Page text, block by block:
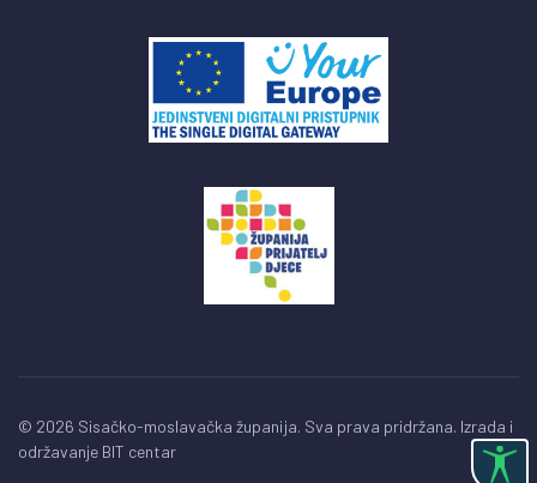
© 2026 Sisačko-moslavačka županija. Sva prava pridržana. Izrada i
održavanje BIT centar